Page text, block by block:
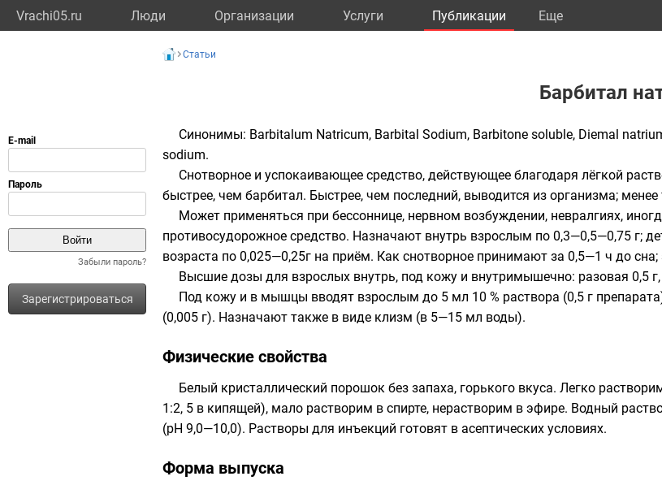
Vrachi05.ru Люди Организации Услуги Публикации Eще
Забыли пароль?
Зарегистрироваться
Статьи
Барбитал
Синонимы: Barbitalum Natricum, Barbital Sodium, Barbitone soluble, Diemal
sodium.
Снотворное и успокаивающее средство, действующее благодаря лёгкой
быстрее, чем барбитал. Быстрее, чем последний, выводится из организма; менее
Может применяться при бессоннице, нервном возбуждении, невралгиях,
противосудорожное средство. Назначают внутрь взрослым по 0,3—0,5—0,75 г;
возраста по 0,025—0,25г на приём. Как снотворное принимают за 0,5—1 ч до
Высшие дозы для взрослых внутрь, под кожу и внутримышечно: разовая 0,5 г,
Под кожу и в мышцы вводят взрослым до 5 мл 10 % раствора (0,5 г
(0,005 г). Назначают также в виде клизм (в 5—15 мл воды).
Физические свойства
Белый кристаллический порошок без запаха, горького вкуса. Легко
1:2, 5 в кипящей), мало растворим в спирте, нерастворим в эфире. Водный
(рН 9,0—10,0). Растворы для инъекций готовят в асептических условиях.
Форма выпуска